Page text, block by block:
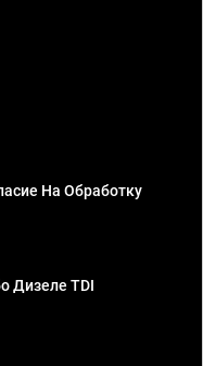
На Обработку
Дизеле TDI